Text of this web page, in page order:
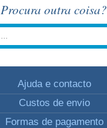
Procura outra coisa?
Ajuda e contacto
Custos de envio
Formas de pagamento